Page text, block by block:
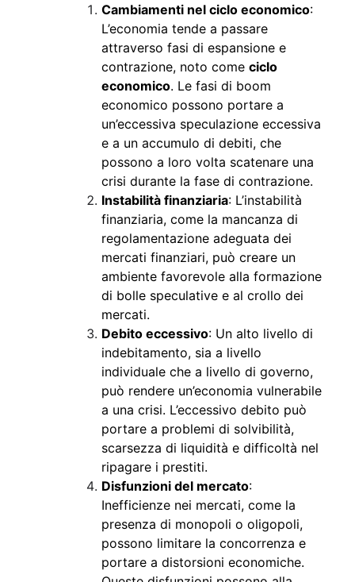
Cambiamenti nel ciclo economico:
L’economia tende a passare
attraverso fasi di espansione e
contrazione, noto come ciclo
economico. Le fasi di boom
economico possono portare a
un’eccessiva speculazione eccessiva
e a un accumulo di debiti, che
possono a loro volta scatenare una
crisi durante la fase di contrazione.
Instabilità finanziaria: L’instabilità
finanziaria, come la mancanza di
regolamentazione adeguata dei
mercati finanziari, può creare un
ambiente favorevole alla formazione
di bolle speculative e al crollo dei
mercati.
Debito eccessivo: Un alto livello di
indebitamento, sia a livello
individuale che a livello di governo,
può rendere un’economia vulnerabile
a una crisi. L’eccessivo debito può
portare a problemi di solvibilità,
scarsezza di liquidità e difficoltà nel
ripagare i prestiti.
Disfunzioni del mercato:
Inefficienze nei mercati, come la
presenza di monopoli o oligopoli,
possono limitare la concorrenza e
portare a distorsioni economiche.